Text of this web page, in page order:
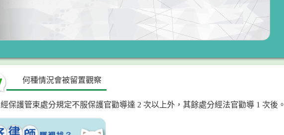
何種情況會被留置觀察
經保護管束處分規定不服保護官勸導達 2 次以上外，其餘處分經法官勸導 1 次後。